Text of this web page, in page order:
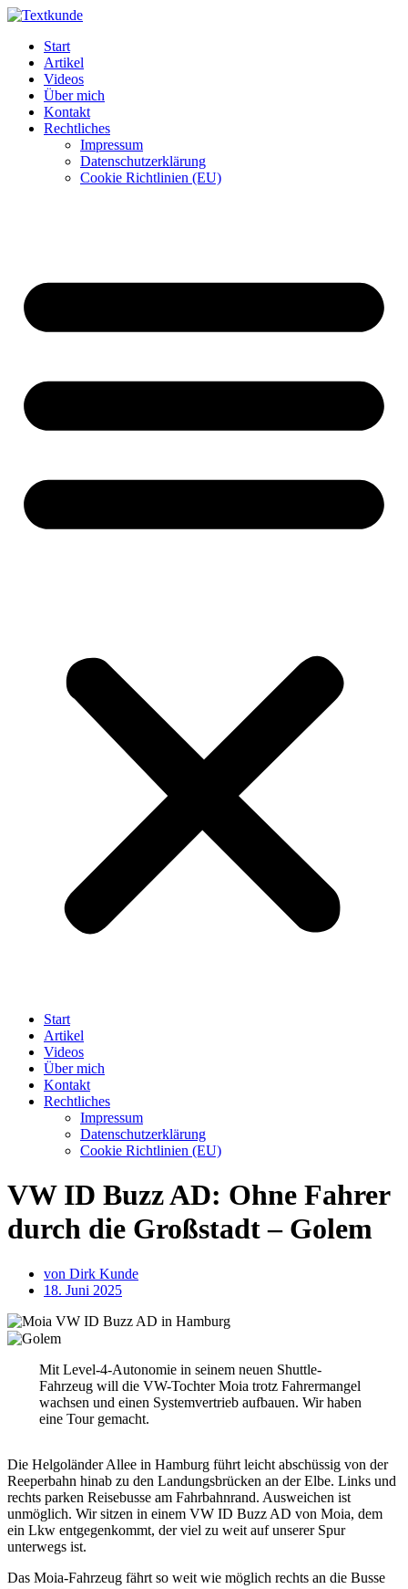
Zum
wechseln
Start
Artikel
Videos
Über mich
Kontakt
Rechtliches
Impressum
Datenschutzerklärung
Cookie Richtlinien (EU)
Start
Artikel
Videos
Über mich
Kontakt
Rechtliches
Impressum
Datenschutzerklärung
Cookie Richtlinien (EU)
VW ID Buzz AD: Ohne Fahrer
durch die Großstadt – Golem
von Dirk Kunde
18. Juni 2025
Mit Level-4-Autonomie in seinem neuen Shuttle-
Fahrzeug will die VW-Tochter Moia trotz Fahrermangel
wachsen und einen Systemvertrieb aufbauen. Wir haben
eine Tour gemacht.
Die Helgoländer Allee in Hamburg führt leicht abschüssig von der
Reeperbahn hinab zu den Landungsbrücken an der Elbe. Links und
rechts parken Reisebusse am Fahrbahnrand. Ausweichen ist
unmöglich. Wir sitzen in einem VW ID Buzz AD von Moia, dem
ein Lkw entgegenkommt, der viel zu weit auf unserer Spur
unterwegs ist.
Das Moia-Fahrzeug fährt so weit wie möglich rechts an die Busse